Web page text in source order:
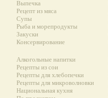
Выпечка
Рецепт из мяса
Супы
Рыба и морепродукты
Закуски
Консервирование
Алкогольные напитки
Рецепты из сои
Рецепты для хлебопечки
Рецепты для микроволновки
Национальная кухня